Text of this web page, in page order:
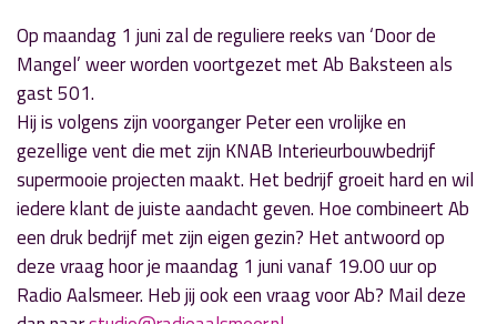
Op maandag 1 juni zal de reguliere reeks van ‘Door de
Mangel’ weer worden voortgezet met Ab Baksteen als
gast 501.
Hij is volgens zijn voorganger Peter een vrolijke en
gezellige vent die met zijn KNAB Interieurbouwbedrijf
supermooie projecten maakt. Het bedrijf groeit hard en wil
iedere klant de juiste aandacht geven. Hoe combineert Ab
een druk bedrijf met zijn eigen gezin? Het antwoord op
deze vraag hoor je maandag 1 juni vanaf 19.00 uur op
Radio Aalsmeer. Heb jij ook een vraag voor Ab? Mail deze